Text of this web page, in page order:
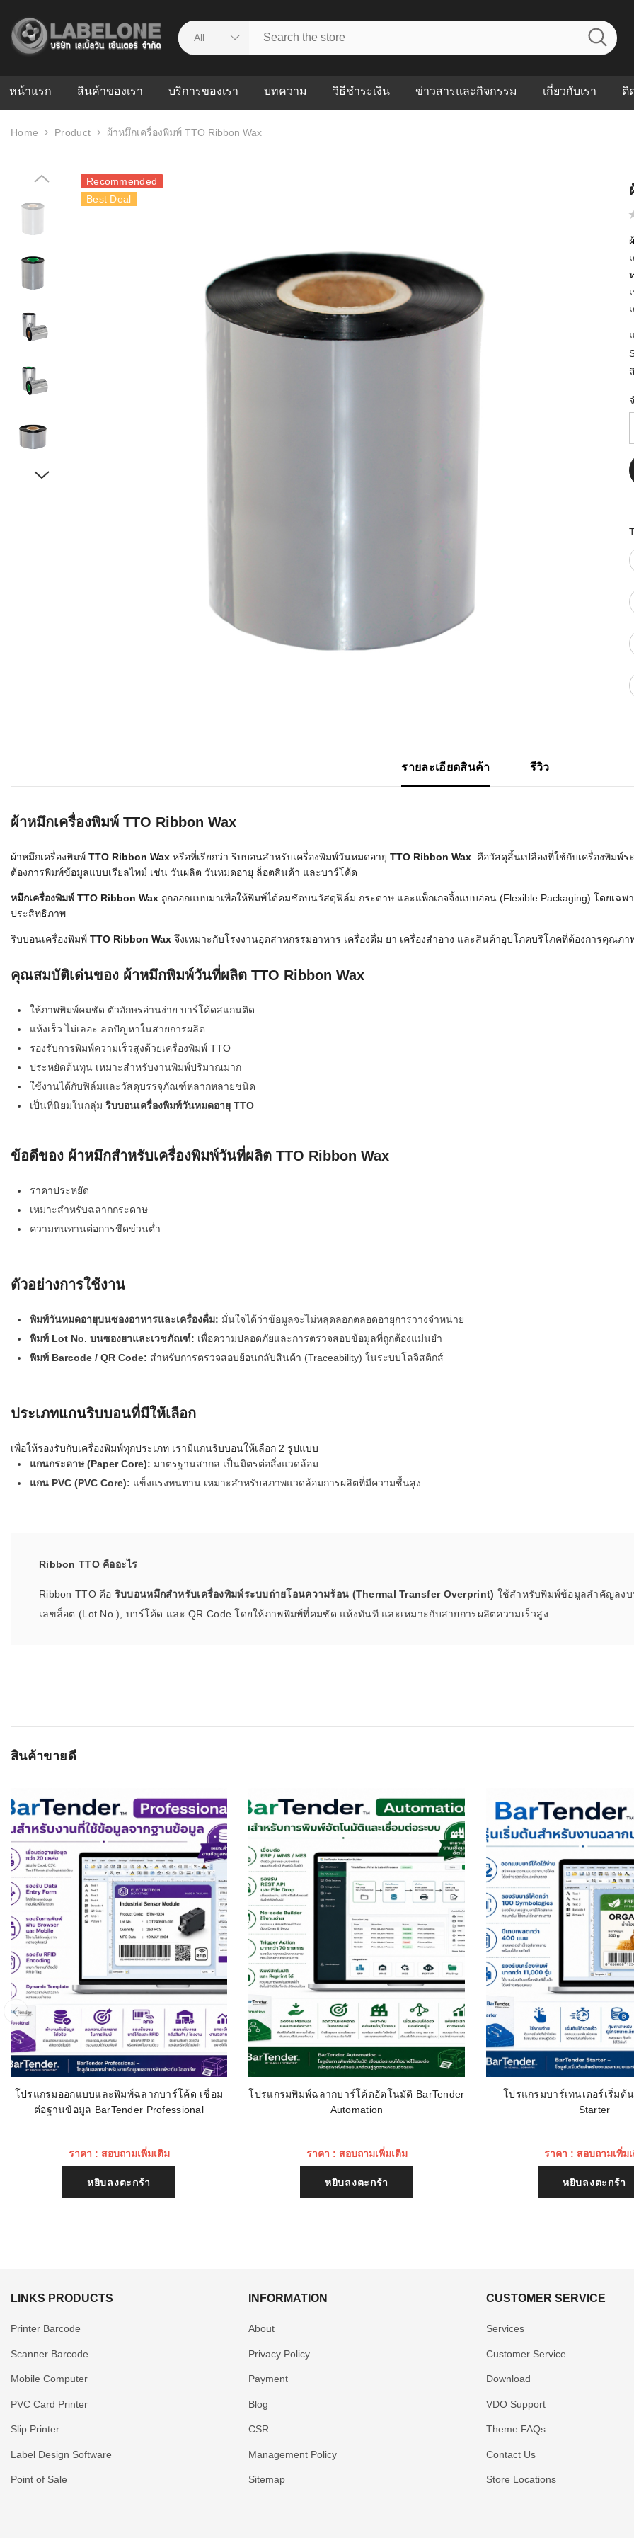
หน้าแรก สินค้าของเรา บริการของเรา
ศูนย์รวมบริการ
บทความ
WMS กับ ERP ต่างกัน
อย่างไร? ทำไมหลายธุรกิจ
ต้องใช้ร่วมกัน
ใช้ Excel คุมสต็อก กับใช้
Barcode, RFID และ
ความเร็วในการจัดส่ง
แนะนำ Checklist ก่อน
เลือกระบบ WMS: ธุรกิจ
อุตสาหกรรม
อุตสาหกรรมยานยนต์
อุตสาหกรรมเสื้อผ้า
ระบบบาร์โค้ดใน
ระบบบาร์โค้ดในคลัง
ลักษณะของบาร์โค้ด
วิธีชำระเงิน ข่าวสารและกิจกรรม เกี่ยวกับเรา ติ
Home Product ผ้าหมึกเครื่องพิมพ์ TTO Ribbon Wax
Recommended
Best Deal
รายละเอียดสินค้า รีวิว
ผ้าหมึกเครื่องพิมพ์ TTO Ribbon Wax
ผ้าหมึกเครื่องพิมพ์ TTO Ribbon Wax หรือที่เรียกว่า ริบบอนสำหรับเครื่องพิมพ์วันหมดอายุ TTO Ribbon Wax คือวัสดุสิ้นเปลืองที่ใช้กับเครื่องพิมพ์
ต้องการพิมพ์ข้อมูลแบบเรียลไทม์ เช่น วันผลิต วันหมดอายุ ล็อตสินค้า และบาร์โค้ด
หมึกเครื่องพิมพ์ TTO Ribbon Wax ถูกออกแบบมาเพื่อให้พิมพ์ได้คมชัดบนวัสดุฟิล์ม กระดาษ และแพ็กเกจจิ้งแบบอ่อน (Flexible Packaging) โดยเฉ
ประสิทธิภาพ
ริบบอนเครื่องพิมพ์ TTO Ribbon Wax จึงเหมาะกับโรงงานอุตสาหกรรมอาหาร เครื่องดื่ม ยา เครื่องสำอาง และสินค้าอุปโภคบริโภคที่ต้องการคุณภ
คุณสมบัติเด่นของ ผ้าหมึกพิมพ์วันที่ผลิต TTO Ribbon Wax
ให้ภาพพิมพ์คมชัด ตัวอักษรอ่านง่าย บาร์โค้ดสแกนติด
แห้งเร็ว ไม่เลอะ ลดปัญหาในสายการผลิต
รองรับการพิมพ์ความเร็วสูงด้วยเครื่องพิมพ์ TTO
ประหยัดต้นทุน เหมาะสำหรับงานพิมพ์ปริมาณมาก
ใช้งานได้กับฟิล์มและวัสดุบรรจุภัณฑ์หลากหลายชนิด
เป็นที่นิยมในกลุ่ม ริบบอนเครื่องพิมพ์วันหมดอายุ TTO
ข้อดีของ ผ้าหมึกสำหรับเครื่องพิมพ์วันที่ผลิต TTO Ribbon Wax
ราคาประหยัด
เหมาะสำหรับฉลากกระดาษ
ความทนทานต่อการขีดข่วนต่ำ
ตัวอย่างการใช้งาน
พิมพ์วันหมดอายุบนซองอาหารและเครื่องดื่ม: มั่นใจได้ว่าข้อมูลจะไม่หลุดลอกตลอดอายุการวางจำหน่าย
พิมพ์ Lot No. บนซองยาและเวชภัณฑ์: เพื่อความปลอดภัยและการตรวจสอบข้อมูลที่ถูกต้องแม่นยำ
พิมพ์ Barcode / QR Code: สำหรับการตรวจสอบย้อนกลับสินค้า (Traceability) ในระบบโลจิสติกส์
ประเภทแกนริบบอนที่มีให้เลือก
เพื่อให้รองรับกับเครื่องพิมพ์ทุกประเภท เรามีแกนริบบอนให้เลือก 2 รูปแบบ
แกนกระดาษ (Paper Core): มาตรฐานสากล เป็นมิตรต่อสิ่งแวดล้อม
แกน PVC (PVC Core): แข็งแรงทนทาน เหมาะสำหรับสภาพแวดล้อมการผลิตที่มีความชื้นสูง
Ribbon TTO คืออะไร
Ribbon TTO คือ ริบบอนหมึกสำหรับเครื่องพิมพ์ระบบถ่ายโอนความร้อน (Thermal Transfer Overprint) ใช้สำหรับพิมพ์ข้อมูลสำคัญลงบ
เลขล็อต (Lot No.), บาร์โค้ด และ QR Code โดยให้ภาพพิมพ์ที่คมชัด แห้งทันที และเหมาะกับสายการผลิตความเร็วสูง
สินค้าขายดี
โปรแกรมออกแบบและพิมพ์ฉลากบาร์โค้ด เชื่อม
ต่อฐานข้อมูล BarTender Professional
ราคา : สอบถามเพิ่มเติม
หยิบลงตะกร้า
โปรแกรมพิมพ์ฉลากบาร์โค้ดอัตโนมัติ BarTender
Automation
ราคา : สอบถามเพิ่มเติม
หยิบลงตะกร้า
โปรแกรมบาร์เทนเดอร์เริ่มต้
Starter
ราคา : สอบถามเพิ่ม
หยิบลงตะกร้า
LINKS PRODUCTS
Printer Barcode
Scanner Barcode
Mobile Computer
PVC Card Printer
Slip Printer
Label Design Software
Point of Sale
INFORMATION
About
Privacy Policy
Payment
Blog
CSR
Management Policy
Sitemap
CUSTOMER SERVICE
Services
Customer Service
Download
VDO Support
Theme FAQs
Contact Us
Store Locations